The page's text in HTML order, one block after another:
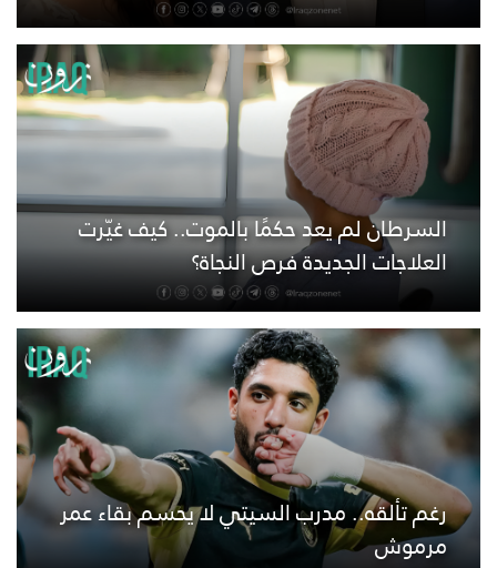
السرطان لم يعد حكمًا بالموت.. كيف غيّرت
العلاجات الجديدة فرص النجاة؟
رغم تألقه.. مدرب السيتي لا يحسم بقاء عمر
مرموش